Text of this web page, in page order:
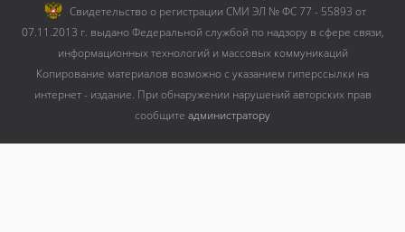
Cвидетельство о регистрации СМИ ЭЛ № ФС 77 - 55893 от
07.11.2013 г. выдано Федеральной службой по надзору в сфере связи,
информационных технологий и массовых коммуникаций
Копирование материалов возможно с указанием гиперссылки на
интернет - издание. При обнаружении нарушений авторских прав
сообщите администратору